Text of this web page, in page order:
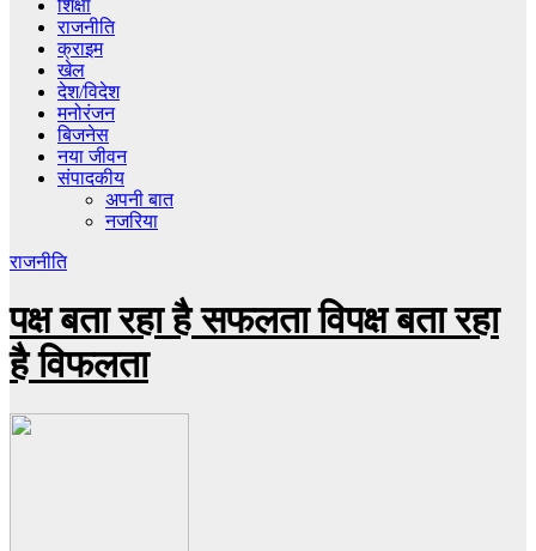
शिक्षा
राजनीति
क्राइम
खेल
देश/विदेश
मनोरंजन
बिजनेस
नया जीवन
संपादकीय
अपनी बात
नजरिया
राजनीति
पक्ष बता रहा है सफलता विपक्ष बता रहा
है विफलता